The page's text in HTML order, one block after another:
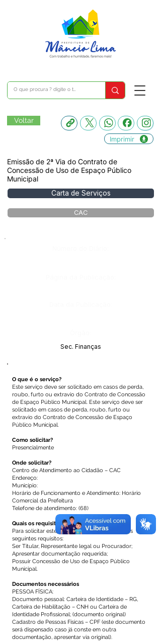
Voltar
Imprimir
Emissão de 2ª Via do Contrato de
Concessão de Uso de Espaço Público
Municipal
Carta de Serviços
CAC
Sec. Finanças
O que é o serviço?
Este serviço deve ser solicitado em casos de perda,
roubo, furto ou extravio do Contrato de Concessão
de Espaço Público Municipal. Este serviço deve ser
solicitado em casos de perda, roubo, furto ou
extravio do Contrato de Concessão de Espaço
Público Municipal.
Como solicitar?
Presencialmente
Onde solicitar?
Centro de Atendimento ao Cidadão – CAC
Endereço:
Município:
Horário de Funcionamento e Atendimento: Horário
Comercial da Prefeitura
Telefone de atendimento: (68)
Quais os requisitos necessários?
Para solicitar este serviço é preciso atender aos
seguintes requisitos:
Ser Titular, Representante legal ou Procurador;
Apresentar documentação requerida;
Possuir Concessão de Uso de Espaço Público
Municipal.
Documentos necessários
PESSOA FÍSICA:
Documento pessoal: Carteira de Identidade – RG,
Carteira de Habilitação – CNH ou Carteira de
Identidade Profissional; (documento original)
Cadastro de Pessoas Físicas – CPF (este documento
será dispensado caso já conste em outra
documentação, apresentar via original).